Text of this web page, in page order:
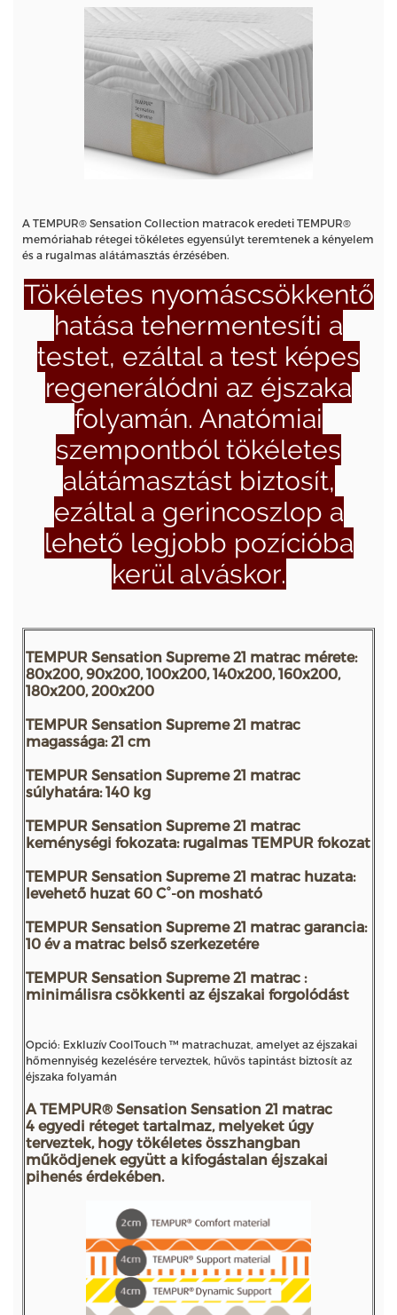
A TEMPUR® Sensation Collection matracok eredeti TEMPUR®
memóriahab rétegei tökéletes egyensúlyt teremtenek a kényelem
és a rugalmas alátámasztás érzésében.
Tökéletes nyomáscsökkentő
hatása tehermentesíti a
testet, ezáltal a test képes
regenerálódni az éjszaka
folyamán. Anatómiai
szempontból tökéletes
alátámasztást biztosít,
ezáltal a gerincoszlop a
lehető legjobb pozícióba
kerül alváskor.
TEMPUR Sensation Supreme 21 matrac mérete:
80x200, 90x200, 100x200, 140x200, 160x200,
180x200, 200x200
TEMPUR Sensation Supreme 21 matrac
magassága:21 cm
TEMPUR Sensation Supreme 21 matrac
súlyhatára: 140 kg
TEMPUR Sensation Supreme 21 matrac
keménységi fokozata: rugalmas TEMPUR fokozat
TEMPUR Sensation Supreme 21 matrac huzata:
levehető huzat 60 C°-on mosható
TEMPUR Sensation Supreme 21 matrac garancia:
10 év a matrac belső szerkezetére
TEMPUR Sensation Supreme 21 matrac :
minimálisra csökkenti az éjszakai forgolódást
Opció: Exkluzív CoolTouch ™ matrachuzat, amelyet az éjszakai
hőmennyiség kezelésére terveztek, hűvös tapintást biztosít az
éjszaka folyamán
A TEMPUR® Sensation Sensation 21 matrac
4 egyedi réteget tartalmaz, melyeket úgy
terveztek, hogy tökéletes összhangban
működjenek együtt a kifogástalan éjszakai
pihenés érdekében.